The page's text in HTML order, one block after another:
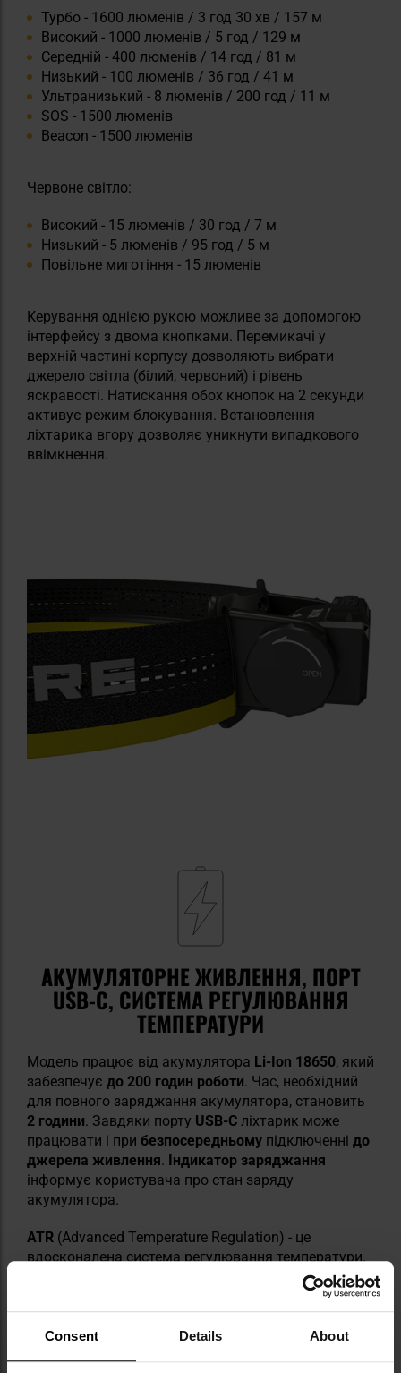
Consent Details About
Турбо - 1600 люменів / 3 год 30 хв / 157 м
Високий - 1000 люменів / 5 год / 129 м
Середній - 400 люменів / 14 год / 81 м
Низький - 100 люменів / 36 год / 41 м
Ультранизький - 8 люменів / 200 год / 11 м
SOS - 1500 люменів
Beacon - 1500 люменів
Червоне світло:
Високий - 15 люменів / 30 год / 7 м
Низький - 5 люменів / 95 год / 5 м
Повільне миготіння - 15 люменів
Керування однією рукою можливе за допомогою
інтерфейсу з двома кнопками. Перемикачі у
верхній частині корпусу дозволяють вибрати
джерело світла (білий, червоний) і рівень
яскравості. Натискання обох кнопок на 2 секунди
активує режим блокування. Встановлення
ліхтарика вгору дозволяє уникнути випадкового
ввімкнення.
АКУМУЛЯТОРНЕ ЖИВЛЕННЯ, ПОРТ
USB-C, СИСТЕМА РЕГУЛЮВАННЯ
ТЕМПЕРАТУРИ
Модель працює від акумулятора Li-Ion 18650, який
забезпечує до 200 годин роботи. Час, необхідний
для повного заряджання акумулятора, становить
2 години. Завдяки порту USB-C ліхтарик може
працювати і при безпосередньому підключенні до
джерела живлення. Індикатор заряджання
інформує користувача про стан заряду
акумулятора.
ATR (Advanced Temperature Regulation) - це
вдосконалена система регулювання температури.
Технологія ATR динамічно регулює потужність
ліхтарика в залежності від умов навколишнього
середовища і температури самого пристрою. Коли
ліхтарик досягає високої температури, система